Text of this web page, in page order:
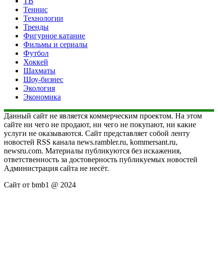
Теннис
Технологии
Тренды
Фигурное катание
Фильмы и сериалы
Футбол
Хоккей
Шахматы
Шоу-бизнес
Экология
Экономика
Данный сайт не является коммерческим проектом. На этом
сайте ни чего не продают, ни чего не покупают, ни какие
услуги не оказываются. Сайт представляет собой ленту
новостей RSS канала news.rambler.ru, kommersant.ru,
newsru.com. Материалы публикуются без искажения,
ответственность за достоверность публикуемых новостей
Администрация сайта не несёт.
Сайт от bmb1 @ 2024